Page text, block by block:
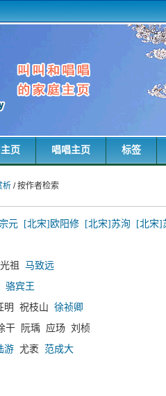
页 唱唱主页 标签
析 / 按作者检索
元 [北宋]欧阳修 [北宋]苏洵
[北宋]
祖 马致远
骆宾王
明 祝枝山 徐祯卿
干 阮瑀 应玚 刘桢
游 尤袤 范成大